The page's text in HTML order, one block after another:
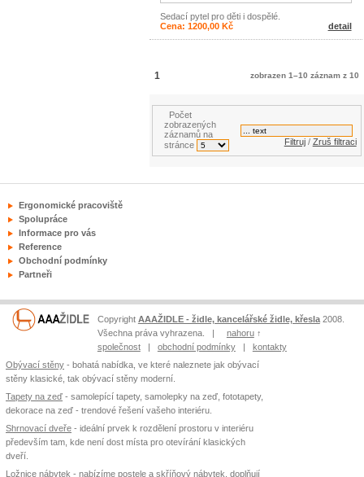
Sedací pytel pro děti i dospělé.
detail
Cena: 1200,00 Kč
1 zobrazen 1–10 záznam z 10
Počet
zobrazených
záznamů na
stránce
Filtruj/ Zruš filtraci
Ergonomické pracoviště
Spolupráce
Informace pro vás
Reference
Obchodní podmínky
Partneři
Copyright AAAŽIDLE - židle, kancelářské židle, křesla2008.
Všechna práva vyhrazena. | nahoru↑
společnost| obchodní podmínky| kontakty
Obývací stěny - bohatá nabídka, ve které naleznete jak obývací
stěny klasické, tak obývací stěny moderní.
Tapety na zeď - samolepící tapety, samolepky na zeď, fototapety,
dekorace na zeď - trendové řešení vašeho interiéru.
Shrnovací dveře - ideální prvek k rozdělení prostoru v interiéru
především tam, kde není dost místa pro otevírání klasických
dveří.
Ložnice nábytek - nabízíme postele a skříňový nábytek, doplňují